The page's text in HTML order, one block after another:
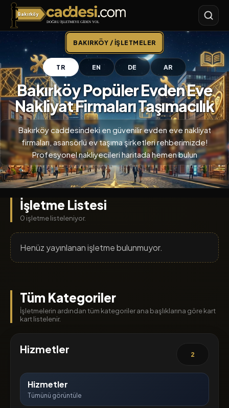
Bakırköy
Bakırköy
BAKIRKÖY / İŞLETMELER
TR EN DE AR
Bakırköy Popüler Evden Eve
Nakliyat Firmaları Taşımacılık
Bakırköy caddesindeki en güvenilir evden eve nakliyat
firmaları, asansörlü ev taşıma şirketleri rehberimizde!
Profesyonel nakliyecileri haritada hemen bulun
İşletme Listesi
0 işletme listeleniyor.
Henüz yayınlanan işletme bulunmuyor.
Tüm Kategoriler
İşletmelerin ardından tüm kategoriler ana başlıklarına göre kart
kart listelenir.
Hizmetler 2
Hizmetler
Tümünü görüntüle